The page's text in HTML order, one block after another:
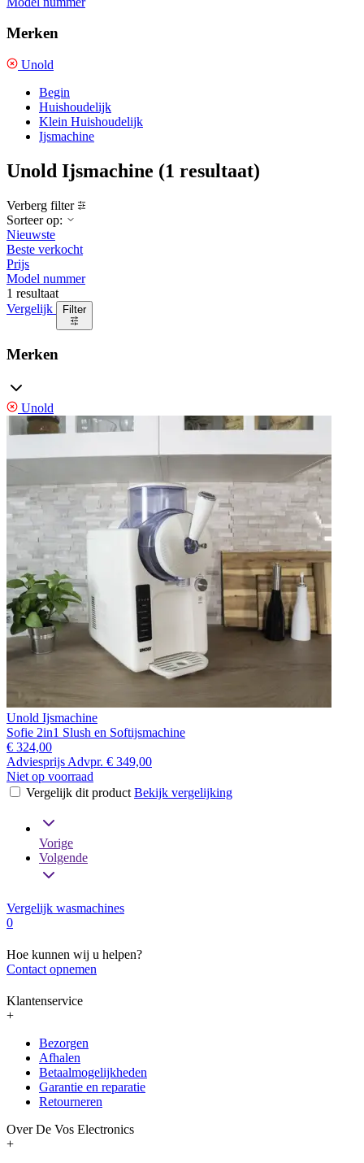
Merken
Unold
Begin
Huishoudelijk
Klein Huishoudelijk
Ijsmachine
Unold Ijsmachine (1 resultaat)
Verberg filter
Sorteer op:
Nieuwste
Beste verkocht
Prijs
Model nummer
1 resultaat
Vergelijk
Filter
Merken
Unold
Unold Ijsmachine
Sofie 2in1 Slush en Softijsmachine
€ 324,00
Adviesprijs Advpr. € 349,00
Niet op voorraad
Vergelijk dit product Bekijk vergelijking
Vorige
Volgende
Vergelijk wasmachines
0
Hoe kunnen wij u helpen?
Contact opnemen
Klantenservice
+
Bezorgen
Afhalen
Betaalmogelijkheden
Garantie en reparatie
Retourneren
Over De Vos Electronics
+